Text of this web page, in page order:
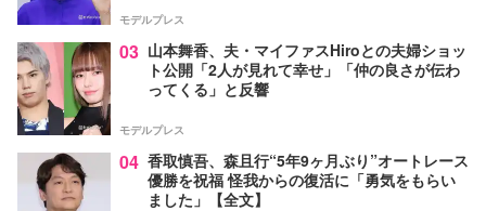
モデルプレス
03 山本舞香、夫・マイファスHiroとの夫婦ショッ
ト公開「2人が見れて幸せ」「仲の良さが伝わ
ってくる」と反響
モデルプレス
04 香取慎吾、森且行“5年9ヶ月ぶり”オートレース
優勝を祝福 怪我からの復活に「勇気をもらい
ました」【全文】